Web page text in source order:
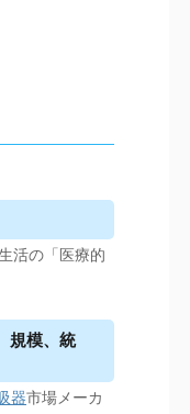
活の「医療的
規模、統
器市場メーカ